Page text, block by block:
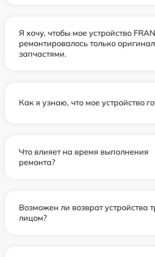
Я хочу, чтобы мое устройство
ремонтировалось только
запчастями.
Как я узнаю, что мое устройство
Что влияет на время выполнения
ремонта?
Возможен ли возврат устройства
лицом?